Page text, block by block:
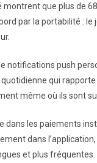
montrent que plus de
par la portabilité :
notifications push
qui
même où ils sont
dans les paiements
dans
et plus fréquentes.